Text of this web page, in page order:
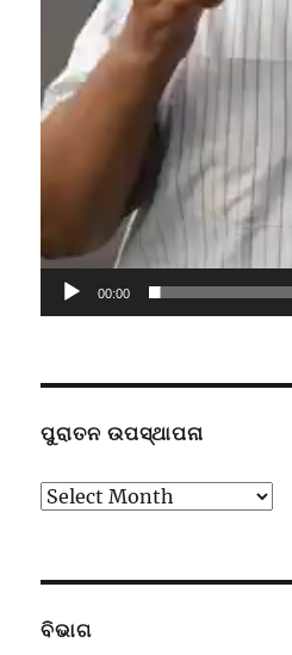
00:00
ପୁରାତନ ଉପସ୍ଥାପନା
ପୁରାତନ
ବିଭାଗ